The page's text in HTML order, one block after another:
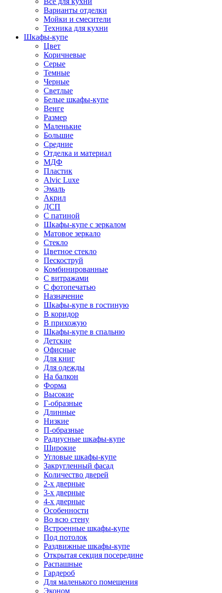
Варианты отделки
Мойки и смесители
Техника для кухни
Шкафы-купе
Цвет
Коричневые
Серые
Темные
Черные
Светлые
Белые шкафы-купе
Венге
Размер
Маленькие
Большие
Средние
Отделка и материал
МДФ
Пластик
Alvic Luxe
Эмаль
Акрил
ДСП
С патиной
Шкафы-купе с зеркалом
Матовое зеркало
Стекло
Цветное стекло
Пескоструй
Комбинированные
С витражами
С фотопечатью
Назначение
Шкафы-купе в гостиную
В коридор
В прихожую
Шкафы-купе в спальню
Детские
Офисные
Для книг
Для одежды
На балкон
Форма
Высокие
Г-образные
Длинные
Низкие
П-образные
Радиусные шкафы-купе
Широкие
Угловые шкафы-купе
Закругленный фасад
Количество дверей
2-х дверные
3-х дверные
4-х дверные
Особенности
Во всю стену
Встроенные шкафы-купе
Под потолок
Раздвижные шкафы-купе
Открытая секция посередине
Распашные
Гардероб
Для маленького помещения
Эконом